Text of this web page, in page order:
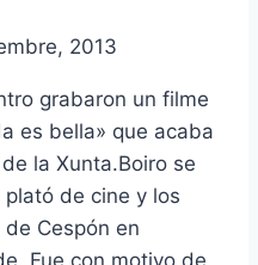
2013
grabaron un filme
es bella» que acaba
la Xunta.Boiro se
de cine y los
Cespón en